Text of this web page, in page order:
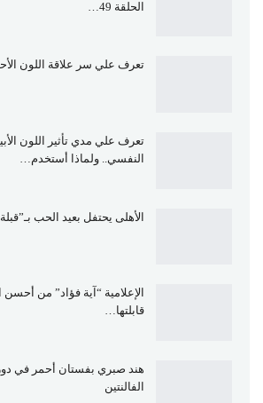
الحلقة 49…
تعرف علي سر علاقة اللون
تعرف علي مدي تأثير اللون
النفسي.. ولماذا أستخدم…
الأهلى يحتفل بعيد الحب
الإعلامية “آية فؤاد” من
قابلتها…
هند صبري بفستان أحمر في
الفالنتين